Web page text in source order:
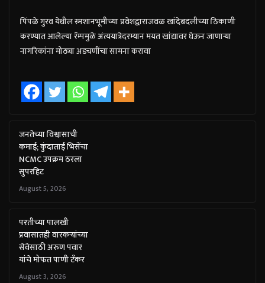
पिंपळे गुरव येथील स्मशानभूमीच्या प्रवेशद्वाराजवळ खांदेबदलीच्या ठिकाणी
करण्यात आलेल्या रॅम्पमुळे अंत्ययात्रेदरम्यान मयत खांद्यावर घेऊन जाणाऱ्या
नागरिकांना मोठ्या अडचणींचा सामना करावा
जनतेच्या विश्वासाची
कमाई; कुंदाताई भिसेंचा
NCMC उपक्रम ठरला
सुपरहिट
August 5, 2026
परतीच्या पालखी
प्रवासातही वारकऱ्यांच्या
सेवेसाठी अरुण पवार
यांचे मोफत पाणी टँकर
August 3, 2026